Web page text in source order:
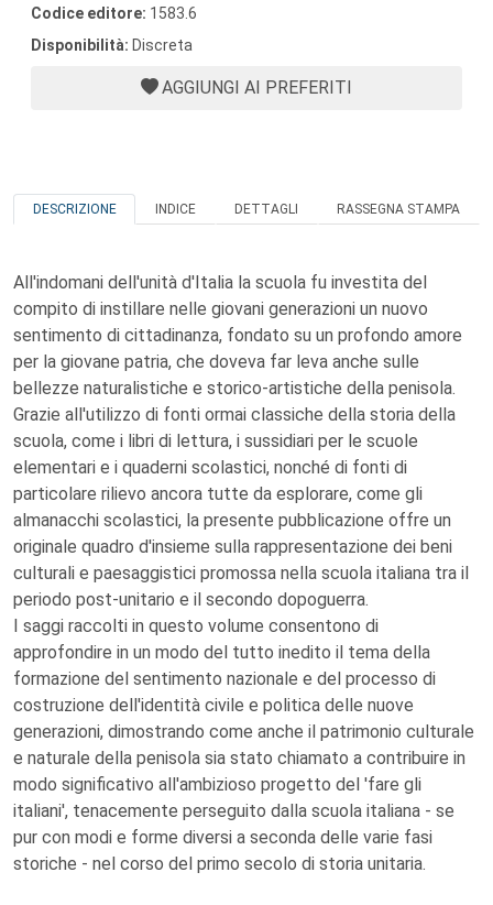
Codice editore: 1583.6
Disponibilità: Discreta
AGGIUNGI AI PREFERITI
DESCRIZIONE INDICE DETTAGLI RASSEGNA STAMPA
All'indomani dell'unità d'Italia la scuola fu investita del
compito di instillare nelle giovani generazioni un nuovo
sentimento di cittadinanza, fondato su un profondo amore
per la giovane patria, che doveva far leva anche sulle
bellezze naturalistiche e storico-artistiche della penisola.
Grazie all'utilizzo di fonti ormai classiche della storia della
scuola, come i libri di lettura, i sussidiari per le scuole
elementari e i quaderni scolastici, nonché di fonti di
particolare rilievo ancora tutte da esplorare, come gli
almanacchi scolastici, la presente pubblicazione offre un
originale quadro d'insieme sulla rappresentazione dei beni
culturali e paesaggistici promossa nella scuola italiana tra il
periodo post-unitario e il secondo dopoguerra.
I saggi raccolti in questo volume consentono di
approfondire in un modo del tutto inedito il tema della
formazione del sentimento nazionale e del processo di
costruzione dell'identità civile e politica delle nuove
generazioni, dimostrando come anche il patrimonio culturale
e naturale della penisola sia stato chiamato a contribuire in
modo significativo all'ambizioso progetto del 'fare gli
italiani', tenacemente perseguito dalla scuola italiana - se
pur con modi e forme diversi a seconda delle varie fasi
storiche - nel corso del primo secolo di storia unitaria.